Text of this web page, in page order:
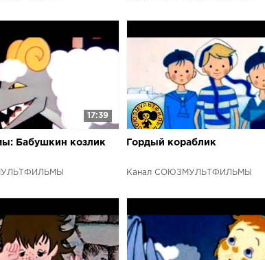
17:39
Бабушкин козлик Гордый кораблик
Канал СОЮЗМУЛЬТФИЛЬМЫ